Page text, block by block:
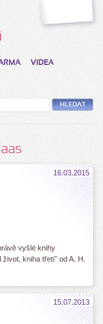
VIDEA
HLEDAT
16.03.2015
vyšlé knihy
kniha třetí" od A. H.
15.07.2013